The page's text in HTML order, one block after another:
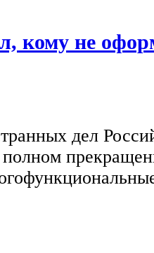
кому не
дел
полном